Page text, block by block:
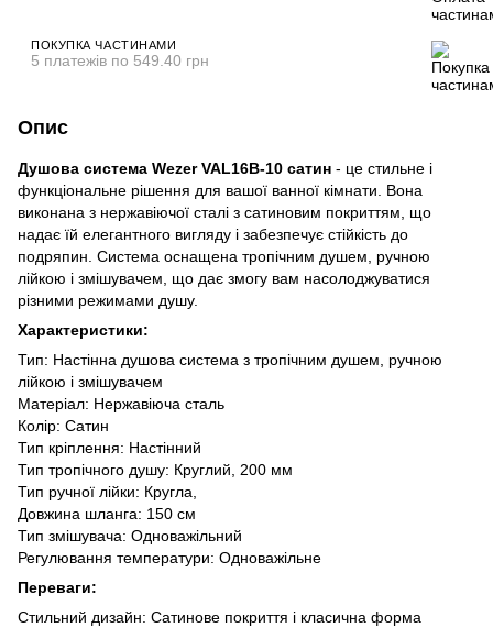
ПОКУПКА ЧАСТИНАМИ
5 платежів по 549.40 грн
Опис
Душова система Wezer VAL16B-10 сатин - це стильне і
функціональне рішення для вашої ванної кімнати. Вона
виконана з нержавіючої сталі з сатиновим покриттям, що
надає їй елегантного вигляду і забезпечує стійкість до
подряпин. Система оснащена тропічним душем, ручною
лійкою і змішувачем, що дає змогу вам насолоджуватися
різними режимами душу.
Характеристики:
Тип: Настінна душова система з тропічним душем, ручною
лійкою і змішувачем
Матеріал: Нержавіюча сталь
Колір: Сатин
Тип кріплення: Настінний
Тип тропічного душу: Круглий, 200 мм
Тип ручної лійки: Кругла,
Довжина шланга: 150 см
Тип змішувача: Одноважільний
Регулювання температури: Одноважільне
Переваги:
Стильний дизайн: Сатинове покриття і класична форма